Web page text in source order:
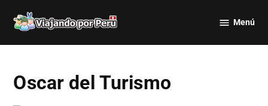
por Perú
Menú
Oscar del Turismo